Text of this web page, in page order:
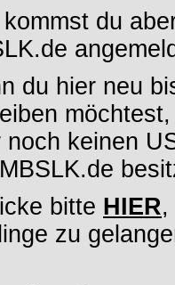
du
du hier neu
möchtest,
noch keinen
bitte HIER,
zu